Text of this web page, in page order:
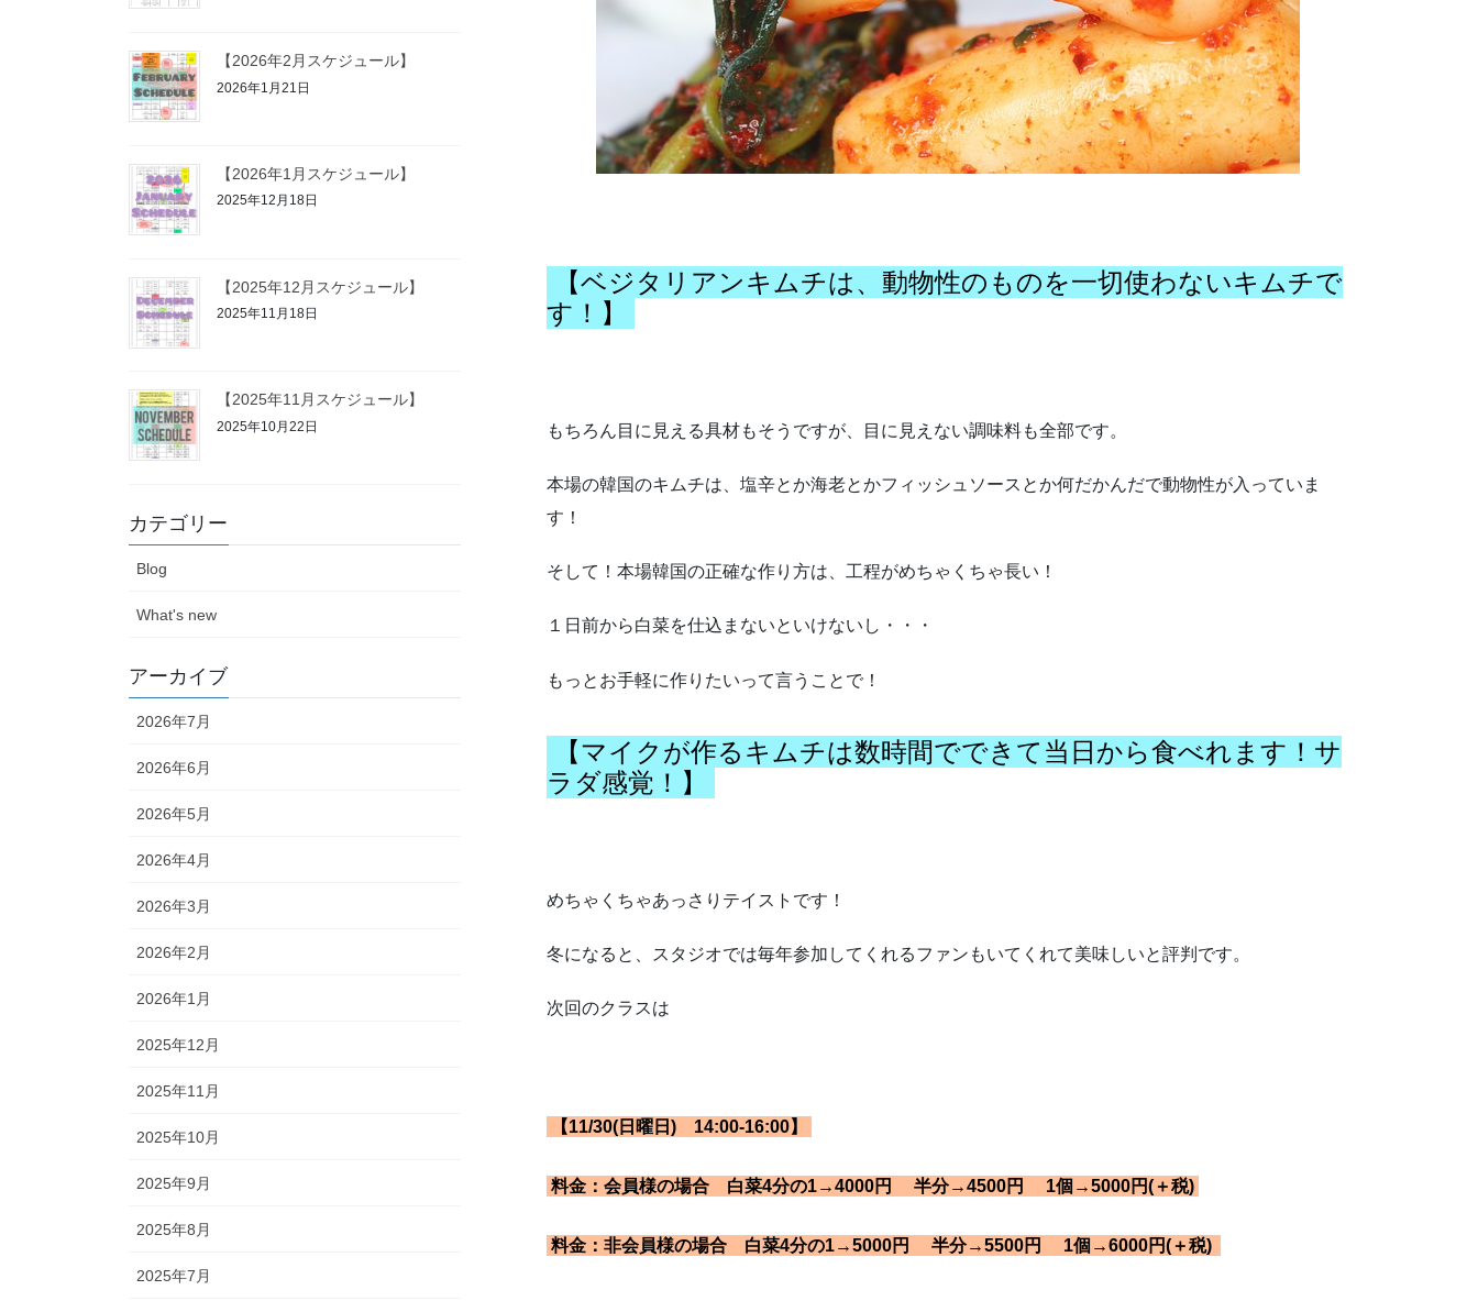
【ベジタリアンキムチは、動物性のものを一切使わないキムチで
す！】
もちろん目に見える具材もそうですが、目に見えない調味料も全部です。
本場の韓国のキムチは、塩辛とか海老とかフィッシュソースとか何だかんだで動物性が入っていま
す！
そして！本場韓国の正確な作り方は、工程がめちゃくちゃ長い！
１日前から白菜を仕込まないといけないし・・・
もっとお手軽に作りたいって言うことで！
【マイクが作るキムチは数時間でできて当日から食べれます！サ
ラダ感覚！】
めちゃくちゃあっさりテイストです！
冬になると、スタジオでは毎年参加してくれるファンもいてくれて美味しいと評判です。
次回のクラスは
【11/30(日曜日) 14:00-16:00】
料金：会員様の場合 白菜4分の1→4000円 半分→4500円 1個→5000円(＋税)
料金：非会員様の場合 白菜4分の1→5000円 半分→5500円 1個→6000円(＋税)
【2026年2月スケジュール】
2026年1月21日
【2026年1月スケジュール】
2025年12月18日
【2025年12月スケジュール】
2025年11月18日
【2025年11月スケジュール】
2025年10月22日
カテゴリー
Blog
What's new
アーカイブ
2026年7月
2026年6月
2026年5月
2026年4月
2026年3月
2026年2月
2026年1月
2025年12月
2025年11月
2025年10月
2025年9月
2025年8月
2025年7月